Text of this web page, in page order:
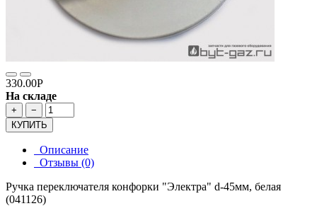
330.00Р
На складе
+
−
КУПИТЬ
Описание
Отзывы (0)
Ручка переключателя конфорки "Электра" d-45мм, белая
(041126)